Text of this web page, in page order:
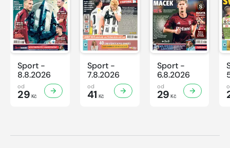
Sport -
8.8.2026
od
29 Kč
Sport -
7.8.2026
od
41 Kč
Sport -
6.8.2026
od
29 Kč